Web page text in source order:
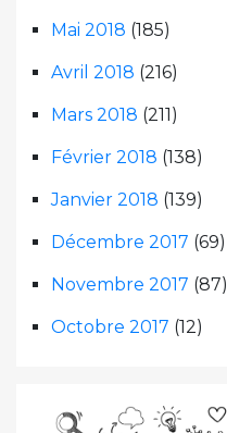
Mai 2018 (185)
Avril 2018 (216)
Mars 2018 (211)
Février 2018 (138)
Janvier 2018 (139)
Décembre 2017 (69)
Novembre 2017 (87)
Octobre 2017 (12)